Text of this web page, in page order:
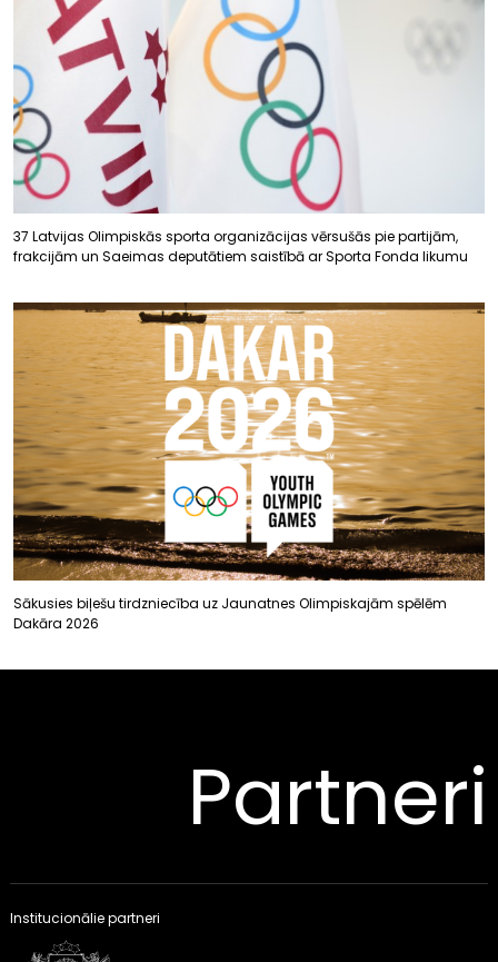
37 Latvijas Olimpiskās sporta organizācijas vērsušās pie partijām,
frakcijām un Saeimas deputātiem saistībā ar Sporta Fonda likumu
Sākusies biļešu tirdzniecība uz Jaunatnes Olimpiskajām spēlēm
Dakāra 2026
Partneri
Institucionālie partneri